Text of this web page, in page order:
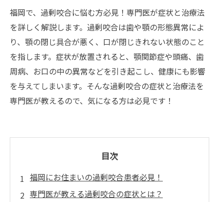
福岡で、過剰咬合に悩む方必見！専門医が症状と治療法
を詳しく解説します。過剰咬合は歯や顎の形態異常によ
り、顎の閉じ具合が悪く、口が閉じきれない状態のこと
を指します。症状が放置されると、顎関節症や頭痛、歯
周病、お口の中の異常などを引き起こし、健康にも影響
を与えてしまいます。そんな過剰咬合の症状と治療法を
専門医が教えるので、気になる方は必見です！
目次
福岡にお住まいの過剰咬合患者必見！
専門医が教える過剰咬合の症状とは？